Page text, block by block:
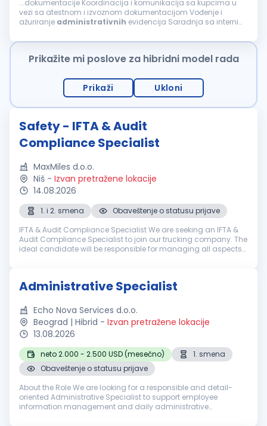
...dokumentacije Koordinacija i komunikacija sa kupcima u
vezi sa atestnom i izvoznom dokumentacijom Vođenje i
ažuriranje administrativnih evidencija Saradnja sa internim
Rad u ERP sistemu Obavljanje ostalih...
Prikažite mi poslove za hibridni model rada
Prikaži Ukloni
Safety - IFTA & Audit
Compliance Specialist
MaxMiles d.o.o.
Niš - Izvan pretražene lokacije
14.08.2026
1. i 2. smena
Obaveštenje o statusu prijave
IFTA & Audit Compliance Specialist We are seeking an IFTA &
Audit Compliance Specialist to join our trucking company. The
ideal candidate will be responsible for managing all aspects
Administrative Specialist
Echo Nova Services d.o.o.
Beograd | Hibrid - Izvan pretražene lokacije
13.08.2026
neto 2.000 - 2.500 USD (mesečno)
1. smena
Obaveštenje o statusu prijave
About the Role We are looking for a responsible and detail-
oriented Administrative Specialist to support employee
information management and daily administrative